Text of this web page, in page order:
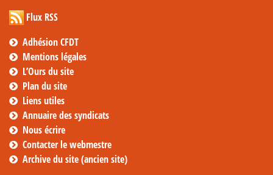
Flux RSS
Adhésion CFDT
Mentions légales
L’Ours du site
Plan du site
Liens utiles
Annuaire des syndicats
Nous écrire
Contacter le webmestre
Archive du site (ancien site)